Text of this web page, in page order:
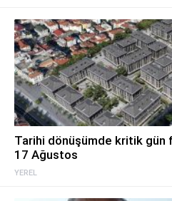
YEREL
Tarihi dönüşümde kritik gün
17 Ağustos